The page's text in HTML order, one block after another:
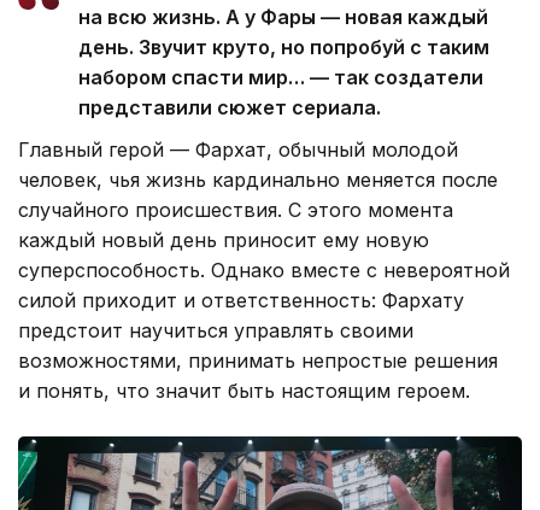
на всю жизнь. А у Фары — новая каждый
день. Звучит круто, но попробуй с таким
набором спасти мир… — так создатели
представили сюжет сериала.
Главный герой — Фархат, обычный молодой
человек, чья жизнь кардинально меняется после
случайного происшествия. С этого момента
каждый новый день приносит ему новую
суперспособность. Однако вместе с невероятной
силой приходит и ответственность: Фархату
предстоит научиться управлять своими
возможностями, принимать непростые решения
и понять, что значит быть настоящим героем.